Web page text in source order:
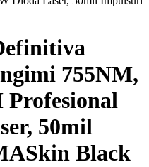
755NM,
Profesional
50mil
Black